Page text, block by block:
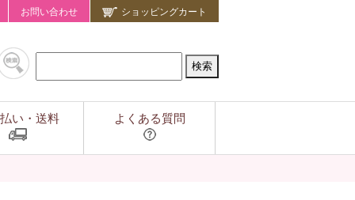
お問い合わせ ショッピングカート
い・送料 よくある質問